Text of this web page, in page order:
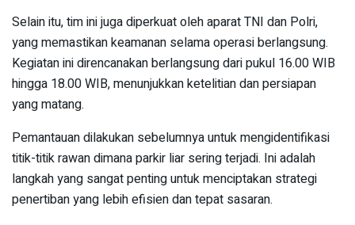
Selain itu, tim ini juga diperkuat oleh aparat TNI dan Polri,
yang memastikan keamanan selama operasi berlangsung.
Kegiatan ini direncanakan berlangsung dari pukul 16.00 WIB
hingga 18.00 WIB, menunjukkan ketelitian dan persiapan
yang matang.
Pemantauan dilakukan sebelumnya untuk mengidentifikasi
titik-titik rawan dimana parkir liar sering terjadi. Ini adalah
langkah yang sangat penting untuk menciptakan strategi
penertiban yang lebih efisien dan tepat sasaran.